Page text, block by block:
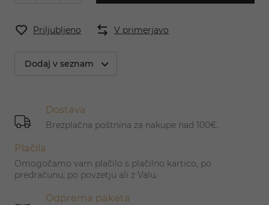
Priljubljeno V primerjavo
Dodaj v seznam
Dostava
Brezplačna poštnina za nakupe nad 100€.
Plačila
Omogočamo vam plačilo s plačilno kartico, po
predračunu, po povzetju ali z Valu.
Odprema paketa